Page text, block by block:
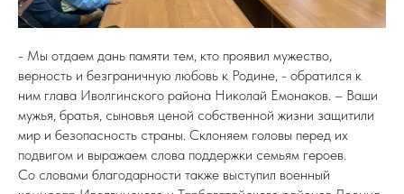
- Мы отдаем дань памяти тем, кто проявил мужество,
верность и безграничную любовь к Родине, - обратился к
ним глава Иволгинского района Николай Емонаков. – Ваши
мужья, братья, сыновья ценой собственной жизни защитили
мир и безопасность страны. Склоняем головы перед их
подвигом и выражаем слова поддержки семьям героев.
Со словами благодарности также выступил военный